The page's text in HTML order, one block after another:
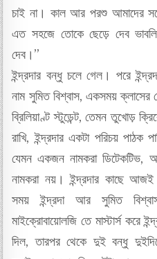
চাই না। কাল আর পরশু আমাদের
এত সহজে তোকে ছেড়ে দেব
দেব।”
ইন্দ্রদার বন্ধু চলে গেল। পরে
নাম সুমিত বিশ্বাস, একসময় ক্লাসের
ব্রিলিয়াণ্ট স্টুডেন্ট, তেমন তুখোড়
রাখি, ইন্দ্রদার একটা পরিচয় পাঠক
যেমন একজন নামকরা ডিটেকটিভ,
নামকরা নয়। ইন্দ্রদার কাছে আজই
সময় ইন্দ্রদা আর সুমিত
মাইক্রোবায়োলজি তে মাস্টার্স করে
দিল, তারপর থেকে দুই বন্ধু